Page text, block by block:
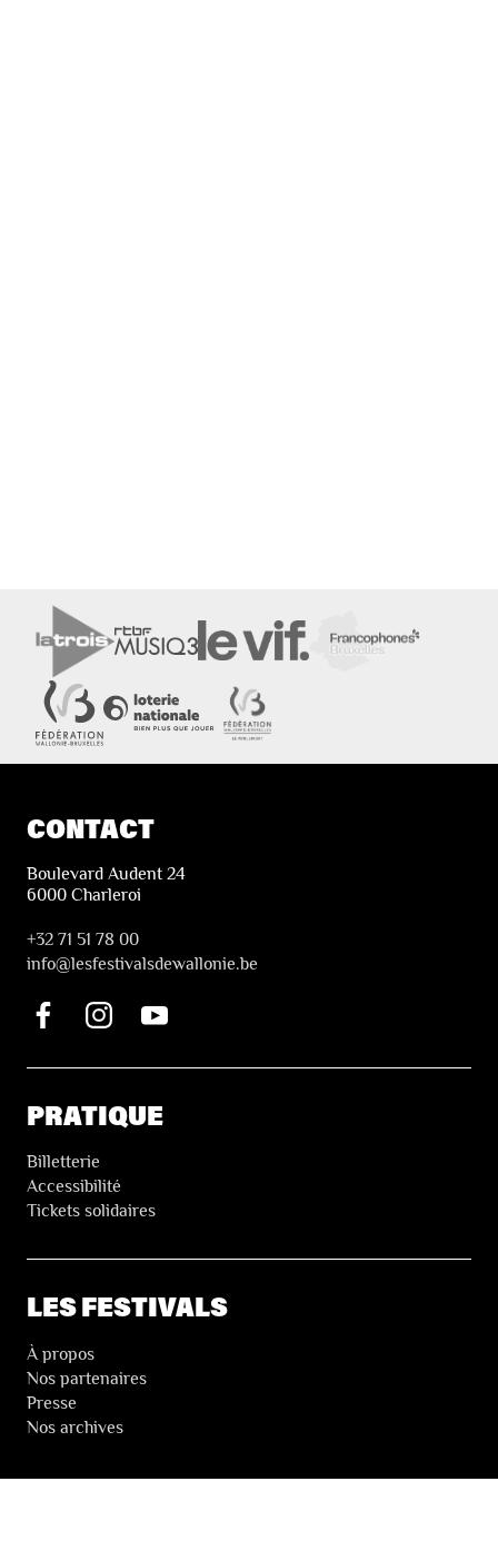
CONTACT
Boulevard Audent 24
6000 Charleroi
+32 71 51 78 00
info@lesfestivalsdewallonie.be
PRATIQUE
Billetterie
Accessibilité
Tickets solidaires
LES FESTIVALS
À propos
Nos partenaires
Presse
Nos archives